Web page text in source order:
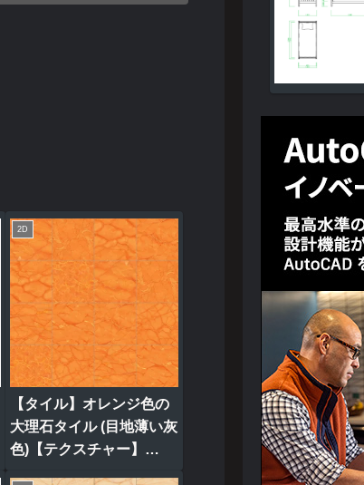
2D
【タイル】オレンジ色の
大理石タイル (目地薄い灰
色)【テクスチャー】